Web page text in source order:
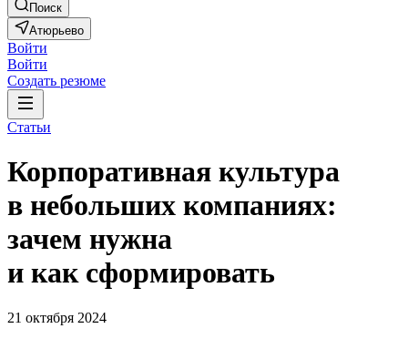
Поиск
Атюрьево
Войти
Войти
Создать резюме
Статьи
Корпоративная культура
в небольших компаниях:
зачем нужна
и как сформировать
21 октября 2024